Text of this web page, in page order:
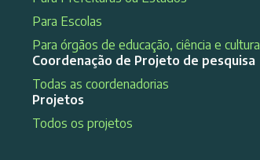
Para Escolas
Para órgãos de educação, ciência e cultura
Coordenação de Projeto de pesquisa
Todas as coordenadorias
Projetos
Todos os projetos